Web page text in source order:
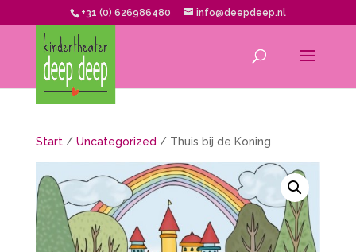
+31 (0) 626986480 info@deepdeep.nl
Start/ Uncategorized / Thuis bij de Koning